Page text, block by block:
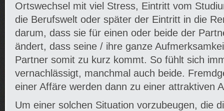
Ortswechsel mit viel Stress, Eintritt vom
die Berufswelt oder später der Eintritt in die
darum, dass sie für einen oder beide der
ändert, dass seine / ihre ganze
Partner somit zu kurz kommt. So fühlt sich
vernachlässigt, manchmal auch beide.
einer Affäre werden dann zu einer attraktiven
Um einer solchen Situation vorzubeugen, die